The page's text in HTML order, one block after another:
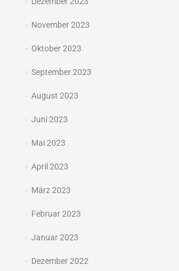
November 2023
Oktober 2023
September 2023
August 2023
Juni 2023
Mai 2023
April 2023
März 2023
Februar 2023
Januar 2023
Dezember 2022